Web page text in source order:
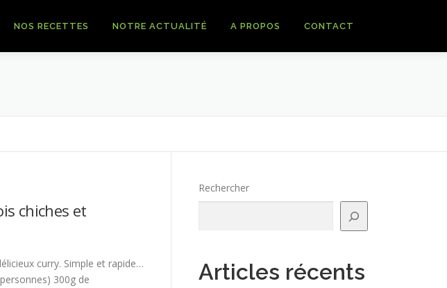
NOS RECETTES NOTRE ACTUALITÉ A PROPOS CONTACT
chiches et
curry. Simple et rapide…
300g de
Rechercher
Articles récents